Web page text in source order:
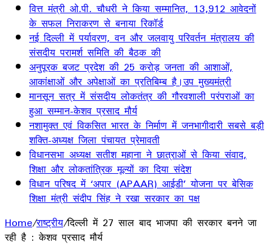
वित्त मंत्री ओ.पी. चौधरी ने किया सम्मानित, 13,912 आवेदनों
के सफल निराकरण से बनाया रिकॉर्ड
नई दिल्ली में पर्यावरण, वन और जलवायु परिवर्तन मंत्रालय की
संसदीय परामर्श समिति की बैठक की
अनुपूरक बजट प्रदेश की 25 करोड़ जनता की आशाओं,
आकांक्षाओं और अपेक्षाओं का प्रतिबिम्ब है।उप मुख्यमंत्री
मानसून सत्र में संसदीय लोकतंत्र की गौरवशाली परंपराओं का
हुआ सम्मान-केशव प्रसाद मौर्य
नशामुक्त एवं विकसित भारत के निर्माण में जनभागीदारी सबसे बड़ी
शक्ति-अध्यक्ष जिला पंचायत प्रेमावती
विधानसभा अध्यक्ष सतीश महाना ने छात्राओं से किया संवाद,
शिक्षा और लोकतांत्रिक मूल्यों का दिया संदेश
विधान परिषद में ‘अपार (APAAR) आईडी’ योजना पर बेसिक
शिक्षा मंत्री संदीप सिंह ने रखा सरकार का पक्ष
Home/राष्ट्रीय/दिल्ली में 27 साल बाद भाजपा की सरकार बनने जा
रही है : केशव प्रसाद मौर्य